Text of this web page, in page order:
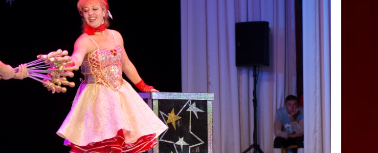
культурный центр
Республики
Афиша Арт-монитор Арт-прожектор Контакты
"ДВОРЕЦ РЕСПУБЛИКИ"